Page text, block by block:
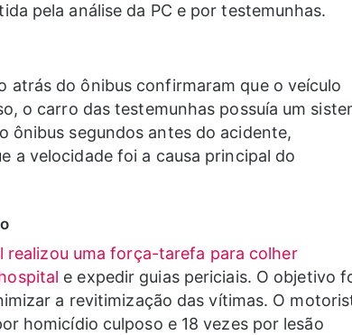
pela análise da PC e por testemunhas.
atrás do ônibus confirmaram que o veículo
o carro das testemunhas possuía um
ônibus segundos antes do acidente,
a velocidade foi a causa principal do
realizou uma força-tarefa para colher
e expedir guias periciais. O objetivo
a revitimização das vítimas. O
homicídio culposo e 18 vezes por lesão